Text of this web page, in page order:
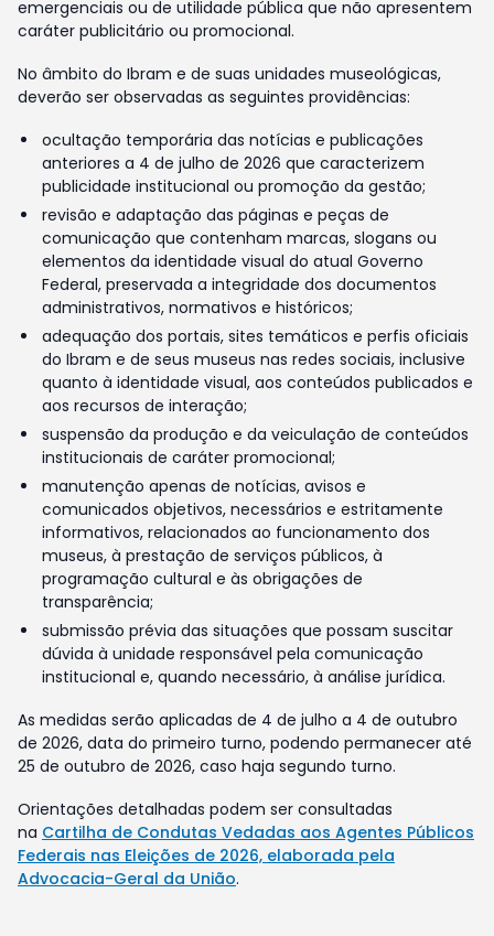
emergenciais ou de utilidade pública que não apresentem
caráter publicitário ou promocional.
No âmbito do Ibram e de suas unidades museológicas,
deverão ser observadas as seguintes providências:
ocultação temporária das notícias e publicações
anteriores a 4 de julho de 2026 que caracterizem
publicidade institucional ou promoção da gestão;
revisão e adaptação das páginas e peças de
comunicação que contenham marcas, slogans ou
elementos da identidade visual do atual Governo
Federal, preservada a integridade dos documentos
administrativos, normativos e históricos;
adequação dos portais, sites temáticos e perfis oficiais
do Ibram e de seus museus nas redes sociais, inclusive
quanto à identidade visual, aos conteúdos publicados e
aos recursos de interação;
suspensão da produção e da veiculação de conteúdos
institucionais de caráter promocional;
manutenção apenas de notícias, avisos e
comunicados objetivos, necessários e estritamente
informativos, relacionados ao funcionamento dos
museus, à prestação de serviços públicos, à
programação cultural e às obrigações de
transparência;
submissão prévia das situações que possam suscitar
dúvida à unidade responsável pela comunicação
institucional e, quando necessário, à análise jurídica.
As medidas serão aplicadas de 4 de julho a 4 de outubro
de 2026, data do primeiro turno, podendo permanecer até
25 de outubro de 2026, caso haja segundo turno.
Orientações detalhadas podem ser consultadas
na Cartilha de Condutas Vedadas aos Agentes Públicos
Federais nas Eleições de 2026, elaborada pela
Advocacia-Geral da União.